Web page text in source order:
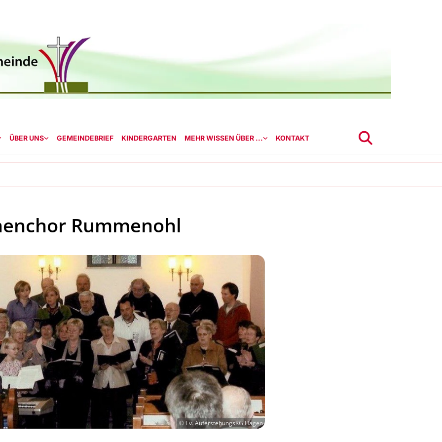
ÜBER UNS GEMEINDEBRIEF KINDERGARTEN MEHR WISSEN ÜBER ... KONTAKT
Rummenohl
© Ev. AuferstehungsKG Hagen